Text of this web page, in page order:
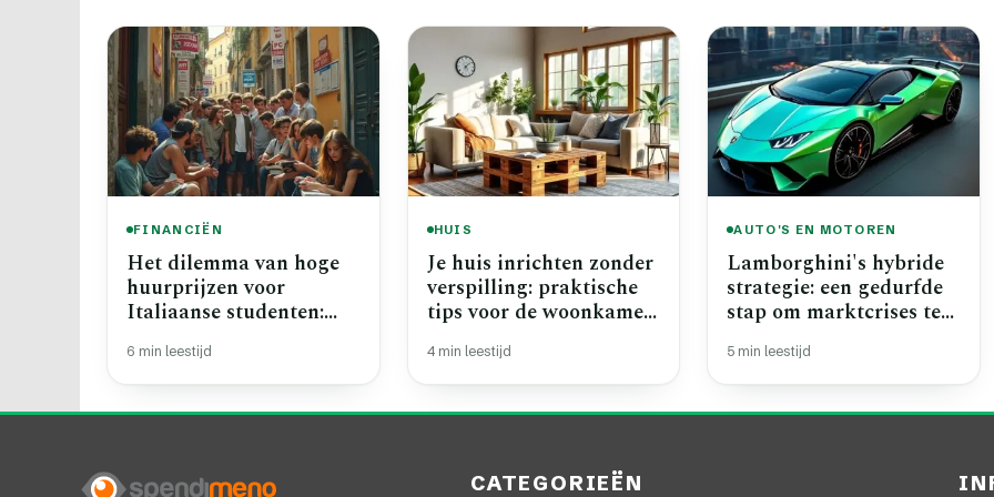
FINANCIËN
Het dilemma van hoge
huurprijzen voor
Italiaanse studenten:
uitdagingen en
oplossingen
6 min leestijd
HUIS
Je huis inrichten zonder
verspilling: praktische
tips voor de woonkamer
en slaapkamer
4 min leestijd
AUTO'S EN MOTOREN
Lamborghini's hybride
strategie: een gedurfde
stap om marktcrises te
bestrijden tegen 2025.
5 min leestijd
CATEGORIEËN